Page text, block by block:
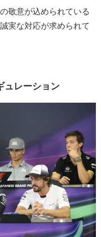
敬意が込められている
実な対応が求められて
ュレーション